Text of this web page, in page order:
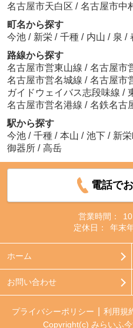
名古屋市天白区 / 名古屋市中
町名から探す
今池 / 新栄 / 千種 / 内山 / 泉 /
路線から探す
名古屋市営東山線 / 名古屋市
名古屋市営名城線 / 名古屋市
ガイドウェイバス志段味線 /
名古屋市営名港線 / 名鉄名古
駅から探す
今池 / 千種 / 本山 / 池下 / 新
御器所 / 高岳
電話で
営業時間：
定休日：
年末
ホーム
お問い合わせ
プライバシーポリシー 利用規
Copyright(c) みらいふ